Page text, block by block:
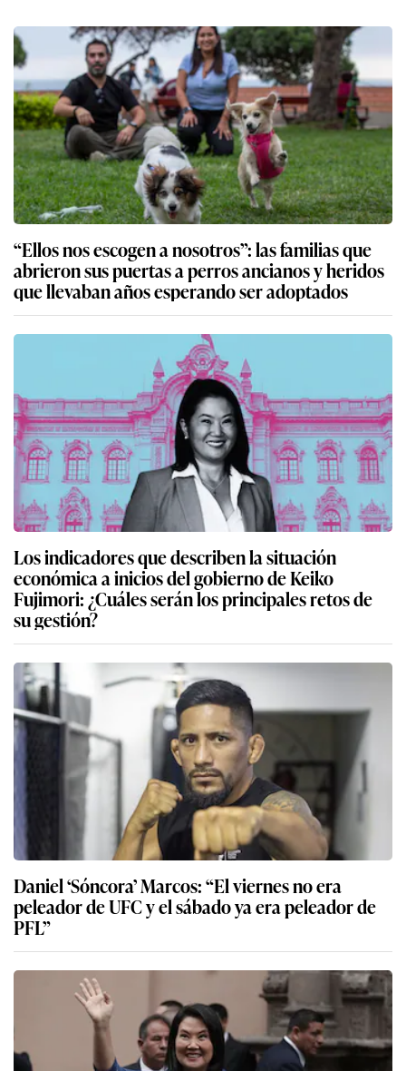
“Ellos nos escogen a nosotros”: las familias que
abrieron sus puertas a perros ancianos y heridos
que llevaban años esperando ser adoptados
Los indicadores que describen la situación
económica a inicios del gobierno de Keiko
Fujimori: ¿Cuáles serán los principales retos de
su gestión?
Daniel ‘Sóncora’ Marcos: “El viernes no era
peleador de UFC y el sábado ya era peleador de
PFL”